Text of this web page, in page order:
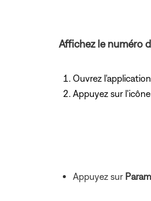
Affichez le numéro
Ouvrez
Appuyez sur
Appuyez sur